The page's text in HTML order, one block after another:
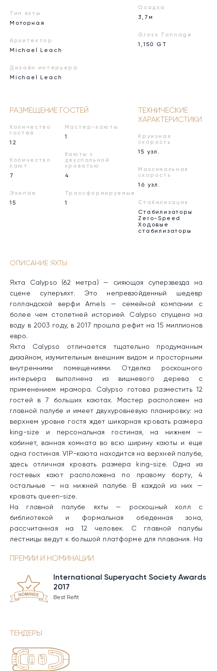
Тип яхты
Моторная
Архитектор
Michael Leach
Дизайн интерьера
Michael Leach
Осадка
3,7м
Gross Tonnage
1,150 GT
РАЗМЕЩЕНИЕ ГОСТЕЙ
Количество
гостей
12
Количество
кают
7
Экипаж
15
Мастер-каюты
1
Каюты с
двуспальной
кроватью
4
Трансформируемые
1
ТЕХНИЧЕСКИЕ
ХАРАКТЕРИСТИКИ
Круизная
скорость
15 узл.
Максимальная
скорость
16 узл.
Стабилизация
Стабилизаторы
Zero-Speed
Ходовые
стабилизаторы
ОПИСАНИЕ ЯХТЫ
Яхта Calypso (62 метра) — сияющая суперзвезда на
сцене суперъяхт. Это непревзойденный шедевр
голландской верфи Amels — семейной компании с
более чем столетней историей. Calypso спущена на
воду в 2003 году, в 2017 прошла рефит на 15 миллионов
евро.
Яхта Calypso отличается тщательно продуманным
дизайном, изумительным внешним видом и просторными
внутренними помещениями. Отделка роскошного
интерьера выполнена из вишневого дерева с
применением мрамора. Calypso готова разместить 12
гостей в 7 больших каютах. Мастер расположен на
главной палубе и имеет двухуровневую планировку: на
верхнем уровне гостя ждет шикарная кровать размера
king-size и персональная гостиная, на нижнем —
кабинет, ванная комната во всю ширину каюты и еще
одна гостиная. VIP-каюта находится на верхней палубе,
здесь отличная кровать размера king-size. Одна из
гостевых кают расположена по правому борту, 4
остальные — на нижней палубе. В каждой из них —
кровать queen-size.
На главной палубе яхты — роскошный холл с
библиотекой и формальная обеденная зона,
рассчитанная на 12 человек. С главной палубы
лестницы ведут к большой платформе для плавания. На
обеденная зона на открытом воздухе с удобными
спроектирован с исключительным изыском: в его
передней части находятся лежаки и джакузи, в центре —
полностью оборудованный тренажерный зал с
ванн.
Calypso — яхта с выдающимся набором водных игрушек:
7,5-метровые тендеры Dariel Sport и Dariel Limo, 8,8-
метровая водная горка, 2 сибоба F5S, доска для
ПРЕМИИ И НОМИНАЦИИ
International Superyacht Society Awards
2017
Best Refit
ТЕНДЕРЫ